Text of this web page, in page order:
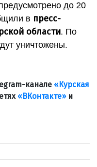
до 20
в пресс-
области. По
уничтожены.
канале «Курская
«ВКонтакте»и